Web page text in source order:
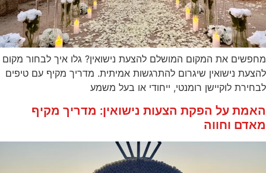
מחפשים את המקום המושלם להצעת נישואין? גלו איך לבחור מקום
להצעת נישואין שיגרום להתרגשות אמיתית. מדריך מקיף עם טיפים
לבחירת לוקיישן רומנטי, ייחודי או בעל משמע
האמת על הפקת הצעות נישואין: מדריך מקיף
מאדם וחווה